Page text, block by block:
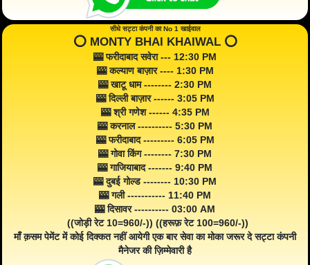
सीधे सट्टा कंपनी का No 1 खाईवाल
⭕️ MONTY BHAI KHAIWAL ⭕️
🎰 फरीदाबाद सवेरा --- 12:30 PM
🎰 कल्याण बाज़ार ---- 1:30 PM
🎰 खाटू धाम -------- 2:30 PM
🎰 दिल्ली बाज़ार ------ 3:05 PM
🎰 श्री गणेश ------ 4:35 PM
🎰 करनाल ---------- 5:30 PM
🎰 फरीदाबाद --------- 6:05 PM
🎰 गोवा किंग -------- 7:30 PM
🎰 गाजियाबाद ------- 9:40 PM
🎰 दुबई गोल्ड -------- 10:30 PM
🎰 गली ----------- 11:40 PM
🎰 दिसावर ---------- 03:00 AM
((जोड़ी रेट 10=960/-)) ((हरूफ़ रेट 100=960/-))
माँ क़सम पेमेंट में कोई दिक्कत नहीं आयेगी एक बार सेवा का मोका जरूर दे सट्टा कंपनी
मैनेजर की ज़िम्मेवारी है